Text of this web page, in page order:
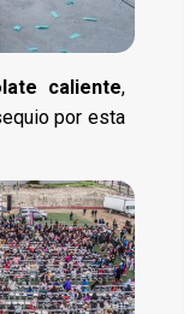
caliente,
por esta